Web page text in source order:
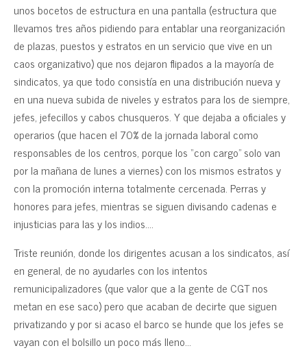
unos bocetos de estructura en una pantalla (estructura que
llevamos tres años pidiendo para entablar una reorganización
de plazas, puestos y estratos en un servicio que vive en un
caos organizativo) que nos dejaron flipados a la mayoría de
sindicatos, ya que todo consistía en una distribución nueva y
en una nueva subida de niveles y estratos para los de siempre,
jefes, jefecillos y cabos chusqueros. Y que dejaba a oficiales y
operarios (que hacen el 70% de la jornada laboral como
responsables de los centros, porque los “con cargo” solo van
por la mañana de lunes a viernes) con los mismos estratos y
con la promoción interna totalmente cercenada. Perras y
honores para jefes, mientras se siguen divisando cadenas e
injusticias para las y los indios….
Triste reunión, donde los dirigentes acusan a los sindicatos, así
en general, de no ayudarles con los intentos
remunicipalizadores (que valor que a la gente de CGT nos
metan en ese saco) pero que acaban de decirte que siguen
privatizando y por si acaso el barco se hunde que los jefes se
vayan con el bolsillo un poco más lleno…